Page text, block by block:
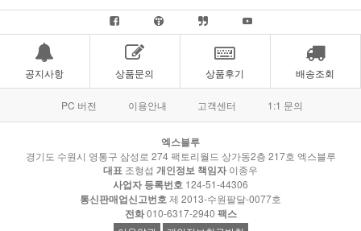
공지사항 상품문의 상품후기 배송조회
PC 버전 이용안내 고객센터 1:1 문의
엑스블루
경기도 수원시 영통구 삼성로 274 팩토리월드 상가동2층 217호 엑스블루
대표 조형섭 개인정보 책임자 이종우
사업자 등록번호 124-51-44306
통신판매업신고번호제 2013-수원팔달-0077호
전화010-6317-2940 팩스